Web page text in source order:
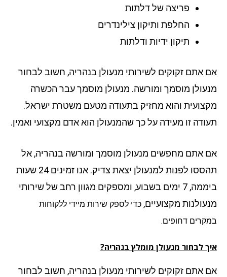
פריצה של דלתות
החלפת ותיקון צילינדרים
תיקון ידיות ודלתות
אתם זקוקים לשירותי מנעולן בנהריה, חשוב לבחור
מוסמך ומורשה. מנעולן מוסמך עבר הכשרה
והוא מחזיק בתעודה מטעם משטרת ישראל.
זו מעידה על כך שהמנעולן הוא אדם מקצועי ואמין.
אתם מחפשים מנעולן מוסמך ומורשה בנהריה, אל
תהססו לפנות למנעולן יצאת צדיק. אנו זמינים 24 שעות
ביממה, 7 ימים בשבוע, ומספקים מגוון רחב של שירותי
מקצועיים,כדי לספק שירות מיידי ללקוחות
דחופים.
לבחור מנעולן מומלץ בנהריה?
אתם זקוקים לשירותי מנעולן בנהריה, חשוב לבחור